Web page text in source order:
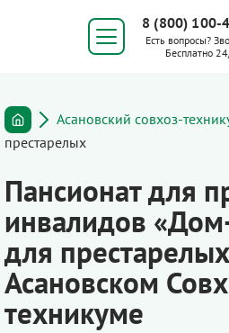
8 (800) 100-
Есть вопросы?
Бесплатно
Асановский совхоз-
престарелых
Пансионат для
инвалидов
для
Асановском
техникуме